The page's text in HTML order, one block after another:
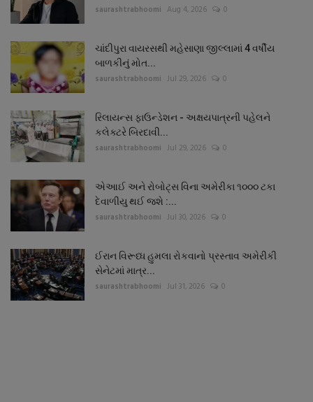
saurashtrabhoomi Aug 4, 2026 0
ચાંદીપુરા વાયરસથી મહેસાણા જીલ્લામાં 4 વર્ષીય
બાળકીનું મોત...
saurashtrabhoomi Jul 29, 2026 0
રિલાયન્સ ફાઉન્ડેશન - અક્ષયપાત્રની પહેલને
કલેક્ટરે બિરદાવી...
saurashtrabhoomi Jul 29, 2026 0
એઆઈ અને રોબોટ્સ વિના અમેરીકા ૧૦૦૦ ટકા
દેવાળીયુ થઈ જશે :...
saurashtrabhoomi Jul 30, 2026 0
ઈરાન વિરૂધ્ધ હુમલા રોકવાનો પ્રસ્તાવ અમેરીકી
સેનેટમાં માત્ર...
saurashtrabhoomi Jul 31, 2026 0